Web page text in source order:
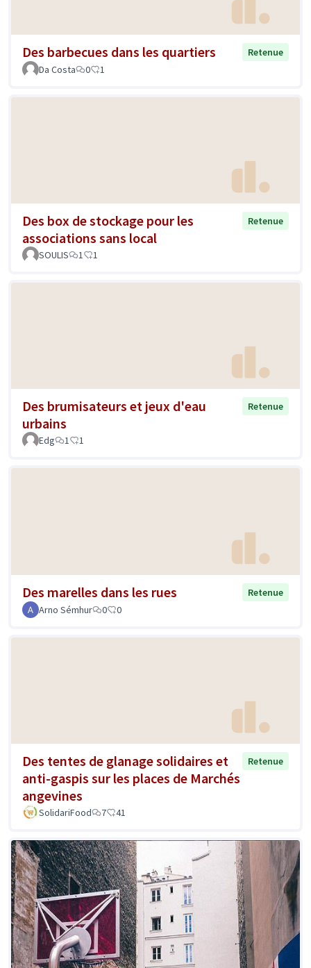
Des barbecues dans les quartiers
Retenue
Da Costa
0 1
Des box de stockage pour les
associations sans local
Retenue
SOULIS 1 1
Des brumisateurs et jeux d'eau
urbains
Retenue
Edg 1 1
Des marelles dans les rues
Retenue
Arno Sémhur
0 0
Des tentes de glanage solidaires et
anti-gaspis sur les places de Marchés
angevines
Retenue
SolidariFood 7 41